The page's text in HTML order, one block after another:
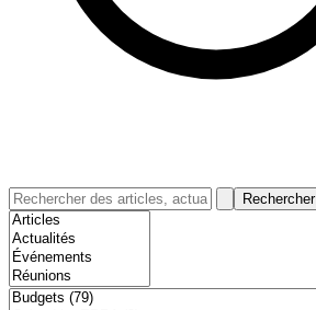
Rechercher